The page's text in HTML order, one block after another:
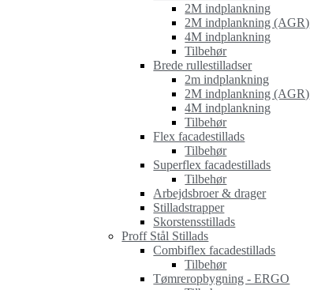
2M indplankning
2M indplankning (AGR)
4M indplankning
Tilbehør
Brede rullestilladser
2m indplankning
2M indplankning (AGR)
4M indplankning
Tilbehør
Flex facadestillads
Tilbehør
Superflex facadestillads
Tilbehør
Arbejdsbroer & drager
Stilladstrapper
Skorstensstillads
Proff Stål Stillads
Combiflex facadestillads
Tilbehør
Tømreropbygning - ERGO